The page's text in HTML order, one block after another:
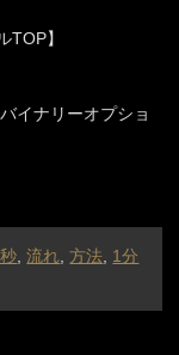
TOP】
イナリーオプショ
,流れ ,方法 1分